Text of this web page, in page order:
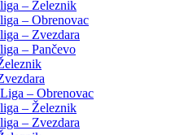
– Železnik
– Obrenovac
– Zvezdara
– Pančevo
– Obrenovac
– Železnik
– Zvezdara